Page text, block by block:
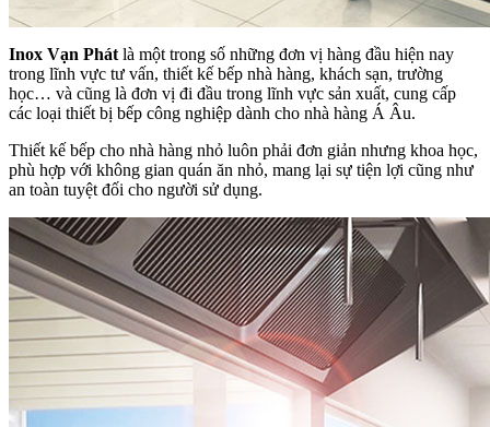
Inox Vạn Phátlà một trong số những đơn vị hàng đầu hiện nay
trong lĩnh vực tư vấn, thiết kế bếp nhà hàng, khách sạn, trường
học… và cũng là đơn vị đi đầu trong lĩnh vực sản xuất, cung cấp
các loại thiết bị bếp công nghiệp dành cho nhà hàng Á Âu.
Thiết kế bếp cho nhà hàng nhỏ luôn phải đơn giản nhưng khoa học,
phù hợp với không gian quán ăn nhỏ, mang lại sự tiện lợi cũng như
an toàn tuyệt đối cho người sử dụng.